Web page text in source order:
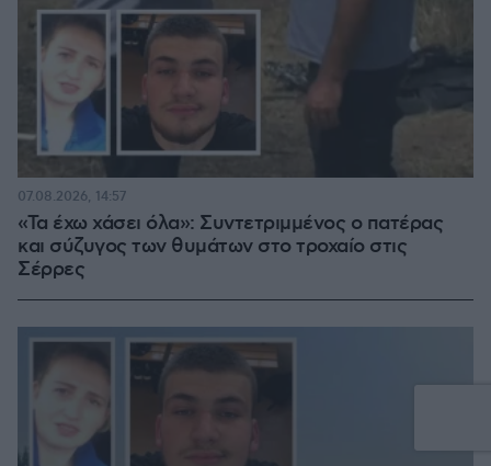
«Τα έχω χάσει όλα»: Συντετριμμένος ο πατέρας
και σύζυγος των θυμάτων στο τροχαίο στις
Σέρρες
07.08.2026, 14:57